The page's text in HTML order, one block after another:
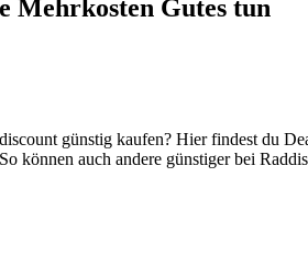
Mehrkosten Gutes tun
günstig kaufen? Hier findest du
können auch andere günstiger bei